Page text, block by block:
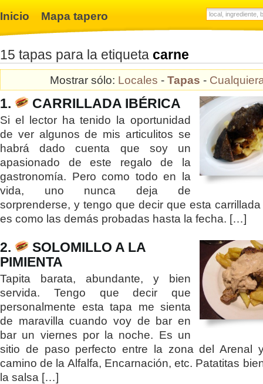
Inicio Mapa tapero
15 tapas para la etiqueta carne
Mostrar sólo: Locales - Tapas -
1. CARRILLADA IBÉRICA
Si el lector ha tenido la oportunidad
de ver algunos de mis articulitos se
habrá dado cuenta que soy un
apasionado de este regalo de la
gastronomía. Pero como todo en la
vida, uno nunca deja de
sorprenderse, y tengo que decir que esta
es como las demás probadas hasta la fecha. […]
2.
SOLOMILLO A LA
PIMIENTA
Tapita barata, abundante, y bien
servida. Tengo que decir que
personalmente esta tapa me sienta
de maravilla cuando voy de bar en
bar un viernes por la noche. Es un
sitio de paso perfecto entre la zona del Arenal
camino de la Alfalfa, Encarnación, etc. Patatitas
la salsa […]